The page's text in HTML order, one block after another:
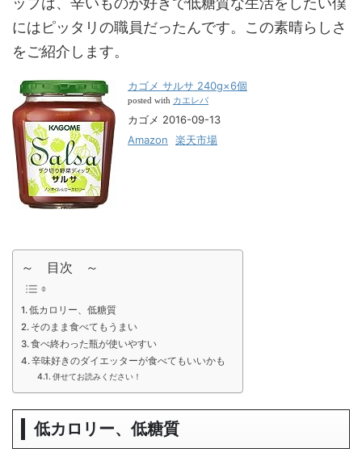
にはピッタリの職員だったんです。この素晴らしさ
をご紹介します。
カゴメ サルサ 240g×6個
posted with カエレバ
カゴメ 2016-09-13
Amazon
楽天市場
～ 目次 ～
低カロリー、低糖質
そのまま食べてもうまい
食べ終わった瓶が使いやすい
辛味好きのダイエッターが食べてもいいかも
併せてお読みください！
低カロリー、低糖質